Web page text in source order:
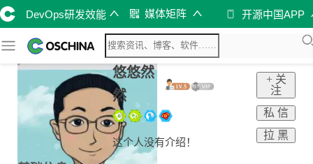
DevOps研发效能 媒体矩阵 开源中国APP
悠悠然
然
这个人没有介绍！
+ 关
注
私 信
拉 黑